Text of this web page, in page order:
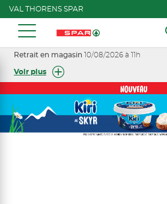
VAL THORENS SPAR
Retrait en magasin 10/08/2026 à 11h
Voir plus